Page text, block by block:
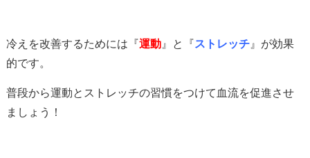
冷えを改善するためには『運動』と『ストレッチ』が効果
的です。
普段から運動とストレッチの習慣をつけて血流を促進させ
ましょう！